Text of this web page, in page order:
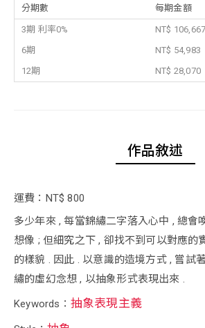
分期數 每期金額
3期 利率0%
NT$ 106,667
6期
NT$ 54,983
12期
NT$ 28,070
作品敘述
運費：NT$ 800
多少年來 , 每當錦繡二字落入心中 , 總會
想像 ; 但細究之下 , 卻找不到可以對應的
的樣貌 . 因此 . 以意識的造境方式 , 嘗試
繡的虛幻念想 , 以抽象形式表現出來 .
Keywords： 抽象表現主義